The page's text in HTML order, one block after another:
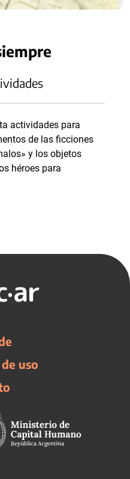
actividades para
de las ficciones
y los objetos
héroes para
uso